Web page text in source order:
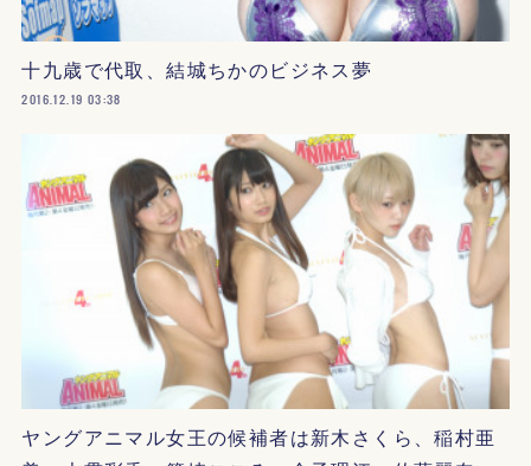
十九歳で代取、結城ちかのビジネス夢
2016.12.19 03:38
ヤングアニマル女王の候補者は新木さくら、稲村亜